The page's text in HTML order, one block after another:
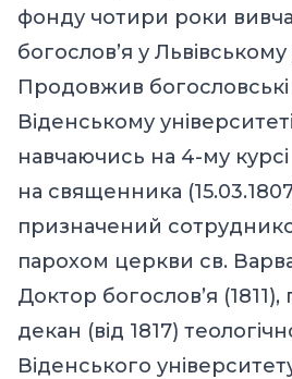
фонду чотири роки
богослов’я у Львівському
Продовжив богословські
Віденському
навчаючись на 4-му
на священника
призначений
парохом церкви св.
Доктор богослов’я
декан (від 1817)
Віденського